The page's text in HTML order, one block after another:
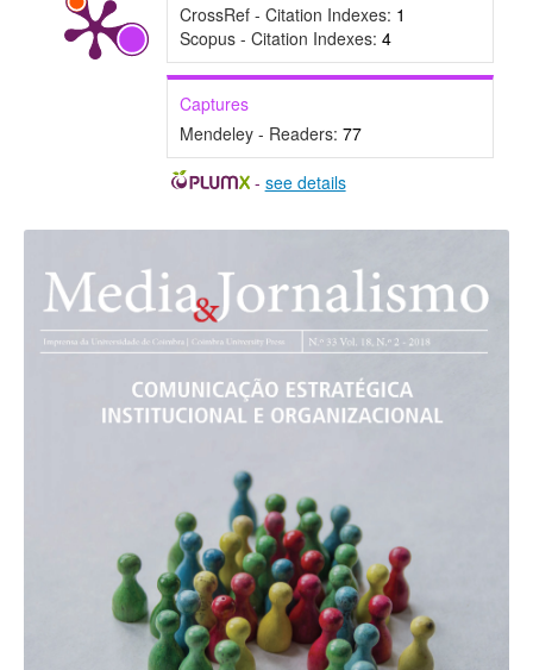
CrossRef - Citation Indexes: 1
Scopus - Citation Indexes: 4
Captures
Mendeley - Readers: 77
- see details